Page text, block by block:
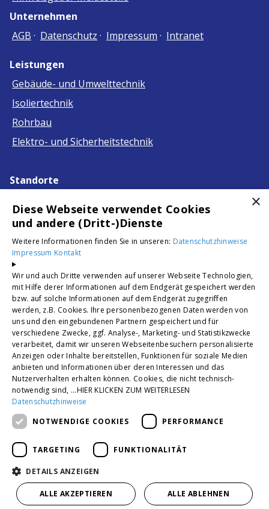
Unternehmen
AGB · Datenschutz · Impressum · Intranet
Leistungen
Gebäude- und Umwelttechnik
Isoliertechnik
Rohrbau
Elektro- und Sicherheitstechnik
Standorte
Hamm · Hellenhahn · Hillscheid ·
Ingelheim am Rhein · Köln ·
Korb · Krefeld · Siegburg
Troisdorf · Willich · Sankt Augustin
Unsere Bewertungen
4,2
×
Diese Webseite verwendet Cookies
und andere (Dritt-)Dienste
Weitere Informationen finden Sie in unseren: Datenschutzhinweise
Impressum Kontakt
Wir und auch Dritte verwenden auf unserer Webseite Technologien,
mit Hilfe derer Informationen auf dem Endgerät gespeichert werden
bzw. auf solche Informationen auf dem Endgerät zugegriffen
werden, z.B. Cookies. Ihre personenbezogenen Daten werden von
uns und den eingebundenen Partnern gespeichert und für
verschiedene Zwecke, ggf. Analyse-, Marketing- und Statistikzwecke
verarbeitet, damit wir unseren Webseitenbesuchern personalisierte
Anzeigen oder Inhalte bereitstellen, Funktionen für soziale Medien
anbieten und Informationen über deren Interessen und das
Nutzerverhalten erhalten können. Cookies, die nicht technisch-
notwendig sind, ...HIER KLICKEN ZUM WEITERLESEN
Datenschutzhinweise
NOTWENDIGE COOKIES
PERFORMANCE
TARGETING FUNKTIONALITÄT
DETAILS ANZEIGEN
ALLE AKZEPTIEREN ALLE ABLEHNEN